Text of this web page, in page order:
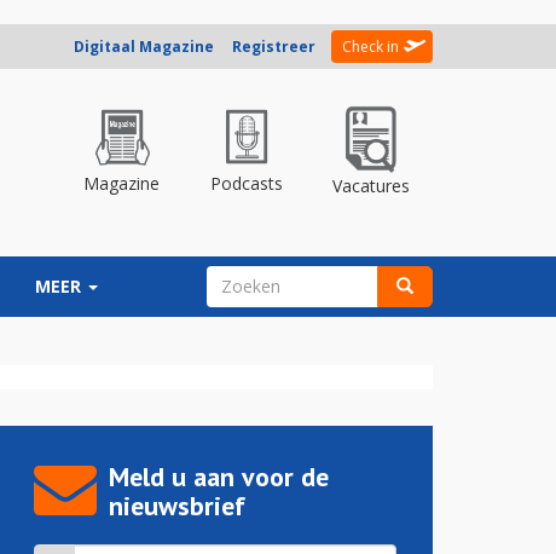
Digitaal Magazine Registreer Check in
Magazine Podcasts Vacatures
MEER ZOEKVELD
Meld u aan voor de
nieuwsbrief